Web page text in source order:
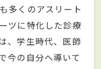
多くのアスリート
ツに特化した診療
、学生時代、医師
今の自分へ導いて